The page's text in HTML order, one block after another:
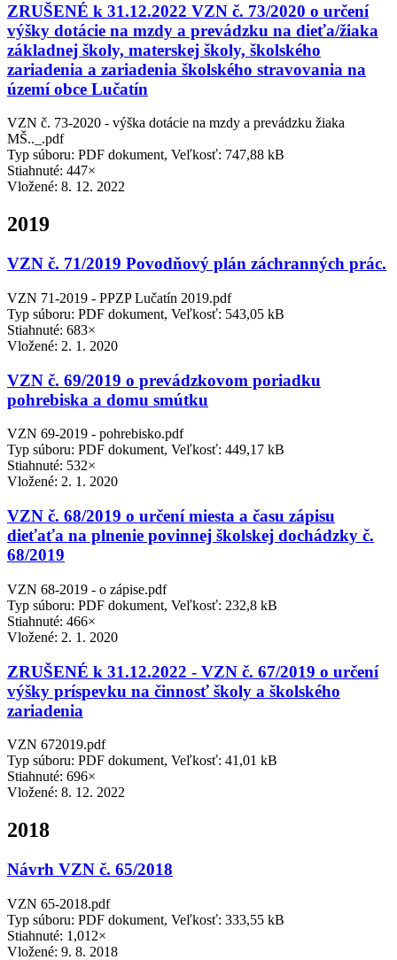
ZRUŠENÉ k 31.12.2022 VZN č. 73/2020 o určení
výšky dotácie na mzdy a prevádzku na dieťa/žiaka
základnej školy, materskej školy, školského
zariadenia a zariadenia školského stravovania na
území obce Lučatín
VZN č. 73-2020 - výška dotácie na mzdy a prevádzku žiaka
MŠ.._.pdf
Typ súboru: PDF dokument, Veľkosť: 747,88 kB
Stiahnuté: 447×
Vložené: 8. 12. 2022
2019
VZN č. 71/2019 Povodňový plán záchranných prác.
VZN 71-2019 - PPZP Lučatín 2019.pdf
Typ súboru: PDF dokument, Veľkosť: 543,05 kB
Stiahnuté: 683×
Vložené: 2. 1. 2020
VZN č. 69/2019 o prevádzkovom poriadku
pohrebiska a domu smútku
VZN 69-2019 - pohrebisko.pdf
Typ súboru: PDF dokument, Veľkosť: 449,17 kB
Stiahnuté: 532×
Vložené: 2. 1. 2020
VZN č. 68/2019 o určení miesta a času zápisu
dieťaťa na plnenie povinnej školskej dochádzky č.
68/2019
VZN 68-2019 - o zápise.pdf
Typ súboru: PDF dokument, Veľkosť: 232,8 kB
Stiahnuté: 466×
Vložené: 2. 1. 2020
ZRUŠENÉ k 31.12.2022 - VZN č. 67/2019 o určení
výšky príspevku na činnosť školy a školského
zariadenia
VZN 672019.pdf
Typ súboru: PDF dokument, Veľkosť: 41,01 kB
Stiahnuté: 696×
Vložené: 8. 12. 2022
2018
Návrh VZN č. 65/2018
VZN 65-2018.pdf
Typ súboru: PDF dokument, Veľkosť: 333,55 kB
Stiahnuté: 1,012×
Vložené: 9. 8. 2018